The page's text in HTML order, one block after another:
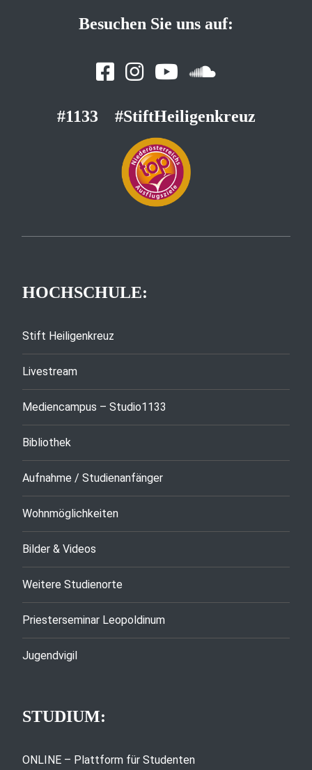
Besuchen Sie uns auf:
#1133 #StiftHeiligenkreuz
HOCHSCHULE:
Stift Heiligenkreuz
Livestream
Mediencampus – Studio1133
Bibliothek
Aufnahme / Studienanfänger
Wohnmöglichkeiten
Bilder & Videos
Weitere Studienorte
Priesterseminar Leopoldinum
Jugendvigil
STUDIUM:
ONLINE – Plattform für Studenten